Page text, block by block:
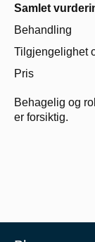
Samlet
Behandling
Tilgjengelighet
Pris
Behagelig og
er forsiktig.